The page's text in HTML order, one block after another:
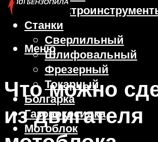
Станки
Сверлильный
Шлифовальный
Фрезерный
Токарный
Болгарка
Газонокосилка
Мотоблок
Меню
Что можно
из двигателя